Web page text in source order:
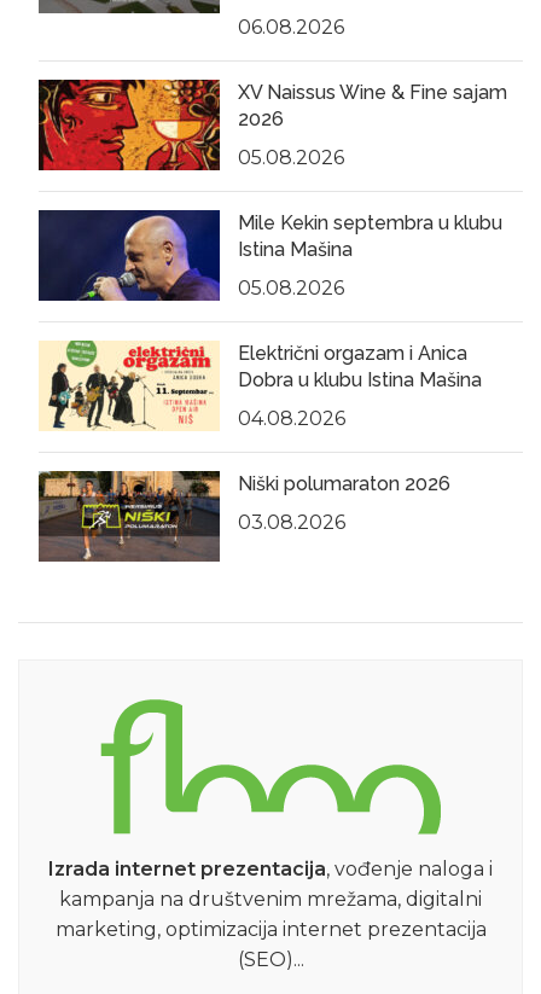
06.08.2026
XV Naissus Wine & Fine sajam
2026
05.08.2026
Mile Kekin septembra u klubu
Istina Mašina
05.08.2026
Električni orgazam i Anica
Dobra u klubu Istina Mašina
04.08.2026
Niški polumaraton 2026
03.08.2026
Izrada internet prezentacija, vođenje naloga i
kampanja na društvenim mrežama, digitalni
marketing, optimizacija internet prezentacija
(SEO)...